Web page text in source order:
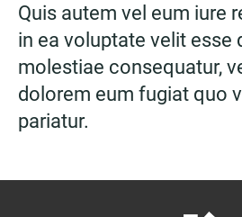
Quis autem vel eum iure
in ea voluptate velit esse
molestiae consequatur,
dolorem eum fugiat quo
pariatur.